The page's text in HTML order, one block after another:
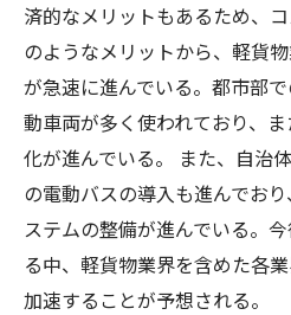
済的なメリットもあるため、
のようなメリットから、軽貨
が急速に進んでいる。都市部
動車両が多く使われており、
化が進んでいる。 また、自治
の電動バスの導入も進んでお
ステムの整備が進んでいる。
る中、軽貨物業界を含めた各
加速することが予想される。